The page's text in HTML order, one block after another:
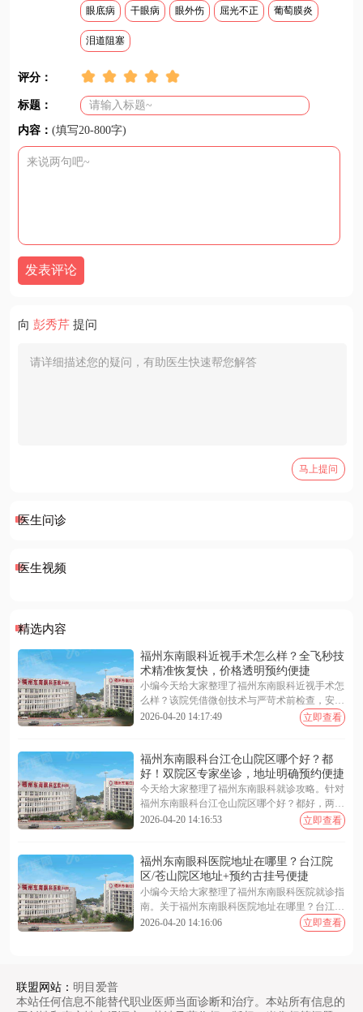
眼底病 干眼病 眼外伤 屈光不正 葡萄膜炎
泪道阻塞
评分：
标题：
内容： (填写20-800字)
发表评论
向 彭秀芹 提问
马上提问
医生问诊
医生视频
精选内容
福州东南眼科近视手术怎么样？全飞秒技
术精准恢复快，价格透明预约便捷
小编今天给大家整理了福州东南眼科近视手术怎
么样？该院凭借微创技术与严苛术前检查，安全
靠谱。福州东南眼科近视手术价格表显示，全飞
秒 9800 元起、半飞秒 7800 元起，收费透明无隐
服、电话专线及现场登记，渠道便捷高效。无论
是技术优势、具体费用还是预约流程，文中均有
详尽解析。下面随小编一起来看看更多详细介绍
~
2026-04-20 14:17:49 立即查看
福州东南眼科台江仓山院区哪个好？都
好！双院区专家坐诊，地址明确预约便捷
今天给大家整理了福州东南眼科就诊攻略。针对
福州东南眼科台江仓山院区哪个好？都好，两院
区专家设备同质化管理。关于福州东南眼科医院
地址在哪里？台江院区地址在五一南路 193 号，
眼科医院预约挂号可通过在线客服、电话或现场
办理，提前锁定号源更省时。选择就近院区即可
享受同等优质医疗服务。下面一起来看看更多详
细介绍~
2026-04-20 14:16:53 立即查看
福州东南眼科医院地址在哪里？台江院
区/苍山院区地址+预约古挂号便捷
小编今天给大家整理了福州东南眼科医院就诊指
南。关于福州东南眼科医院地址在哪里？台江院
区地址/苍山院区地址，台江位于西二环南路 112
号，仓山位于燎原路 179 号。福州东南眼科医院
三级私立眼科，兼具严谨技术与高效服务。下面
随小编一起来看看更多详细介绍~
2026-04-20 14:16:06 立即查看
联盟网站： 明目爱普
本站任何信息不能替代职业医师当面诊断和治疗。本站所有信息的